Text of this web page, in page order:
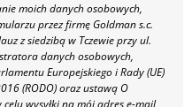
moich danych osobowych,
przez firmę Goldman s.c.
z siedzibą w Tczewie przy ul.
danych osobowych,
Europejskiego i Rady (UE)
(RODO) oraz ustawą O